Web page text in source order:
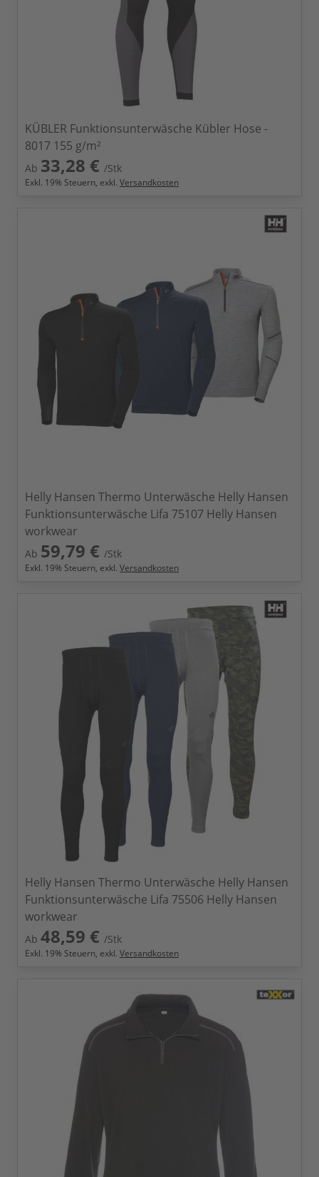
KÜBLER Funktionsunterwäsche Kübler Hose -
8017 155 g/m²
Ab 33,28 € /Stk
Exkl. 19% Steuern, exkl. Versandkosten
Helly Hansen Thermo Unterwäsche Helly Hansen
Funktionsunterwäsche Lifa 75107 Helly Hansen
workwear
Ab 59,79 € /Stk
Exkl. 19% Steuern, exkl. Versandkosten
Helly Hansen Thermo Unterwäsche Helly Hansen
Funktionsunterwäsche Lifa 75506 Helly Hansen
workwear
Ab 48,59 € /Stk
Exkl. 19% Steuern, exkl. Versandkosten